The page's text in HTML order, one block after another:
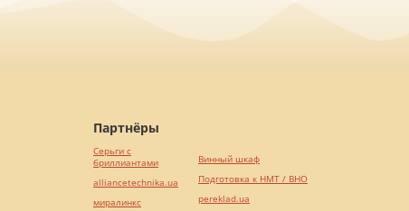
Партнёры
Серьги с
бриллиантами
alliancetechnika.ua
миралинкс
Винный шкаф
Подготовка к НМТ / ВНО
pereklad.ua